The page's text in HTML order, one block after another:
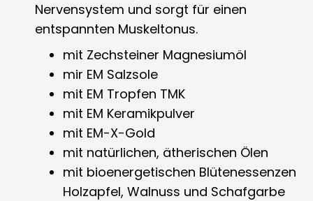
Nervensystem und sorgt für einen
entspannten Muskeltonus.
mit Zechsteiner Magnesiumöl
mir EM Salzsole
mit EM Tropfen TMK
mit EM Keramikpulver
mit EM-X-Gold
mit natürlichen, ätherischen Ölen
mit bioenergetischen Blütenessenzen
Holzapfel, Walnuss und Schafgarbe